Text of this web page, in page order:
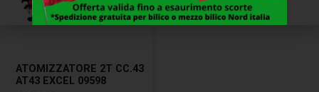
ATOMIZZATORE 2T CC.43
AT43 EXCEL 09598